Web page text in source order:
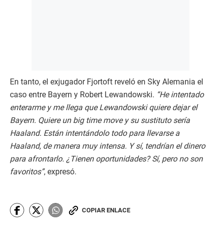
En tanto, el exjugador Fjortoft reveló en Sky Alemania el
caso entre Bayern y Robert Lewandowski. “He intentado
enterarme y me llega que Lewandowski quiere dejar el
Bayern. Quiere un big time move y su sustituto sería
Haaland. Están intentándolo todo para llevarse a
Haaland, de manera muy intensa. Y sí, tendrían el dinero
para afrontarlo. ¿Tienen oportunidades? Sí, pero no son
favoritos”, expresó.
COPIAR ENLACE